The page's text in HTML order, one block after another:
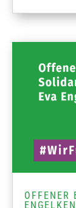
OFFENER